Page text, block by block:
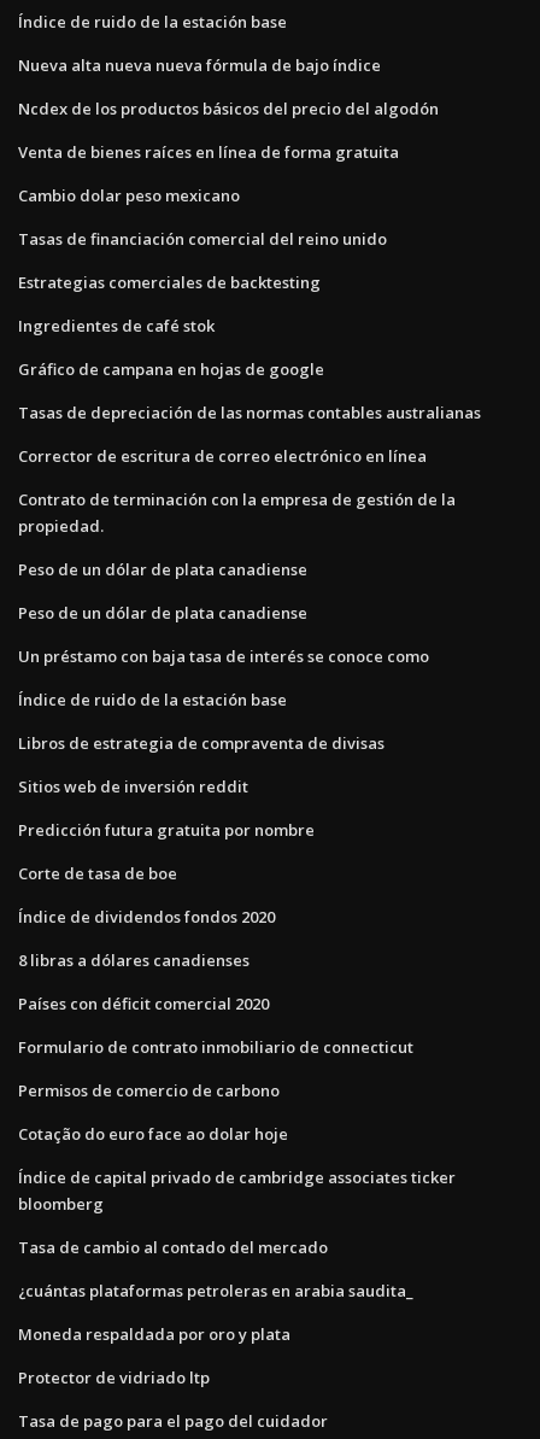
Índice de ruido de la estación base
Nueva alta nueva nueva fórmula de bajo índice
Ncdex de los productos básicos del precio del algodón
Venta de bienes raíces en línea de forma gratuita
Cambio dolar peso mexicano
Tasas de financiación comercial del reino unido
Estrategias comerciales de backtesting
Ingredientes de café stok
Gráfico de campana en hojas de google
Tasas de depreciación de las normas contables australianas
Corrector de escritura de correo electrónico en línea
Contrato de terminación con la empresa de gestión de la
propiedad.
Peso de un dólar de plata canadiense
Peso de un dólar de plata canadiense
Un préstamo con baja tasa de interés se conoce como
Índice de ruido de la estación base
Libros de estrategia de compraventa de divisas
Sitios web de inversión reddit
Predicción futura gratuita por nombre
Corte de tasa de boe
Índice de dividendos fondos 2020
8 libras a dólares canadienses
Países con déficit comercial 2020
Formulario de contrato inmobiliario de connecticut
Permisos de comercio de carbono
Cotação do euro face ao dolar hoje
Índice de capital privado de cambridge associates ticker
bloomberg
Tasa de cambio al contado del mercado
¿cuántas plataformas petroleras en arabia saudita_
Moneda respaldada por oro y plata
Protector de vidriado ltp
Tasa de pago para el pago del cuidador